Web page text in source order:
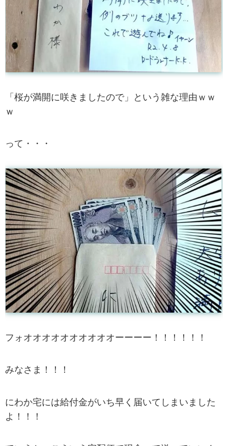
「桜が満開に咲きましたので」という雑な理由ｗｗ
ｗ
って・・・
フォオオオオオオオオオオーーーー！！！！！！
みなさま！！！
にわか宅には給付金がいち早く届いてしまいました
よ！！！